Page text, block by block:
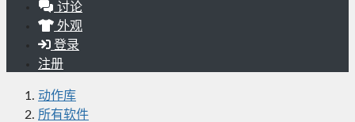
讨论
外观
登录
注册
动作库
所有软件